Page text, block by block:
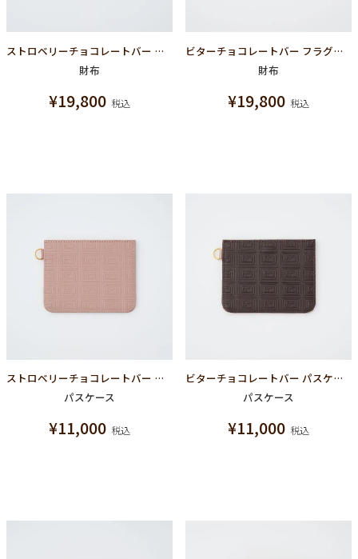
ストロベリーチョコレートバー フラグメントケース（財布）
財布
¥19,800 税込
ビターチョコレートバー フラグメントケース（財布）
財布
¥19,800 税込
ストロベリーチョコレートバー パスケース
パスケース
¥11,000 税込
ビターチョコレートバー パスケース
パスケース
¥11,000 税込